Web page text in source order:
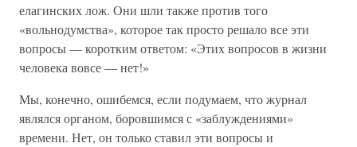
елагинских лож. Они шли также против того
«вольнодумства», которое так просто решало все эти
вопросы — коротким ответом: «Этих вопросов в жизни
человека вовсе — нет!»
Мы, конечно, ошибемся, если подумаем, что журнал
являлся органом, боровшимся с «заблуждениями»
времени. Нет, он только ставил эти вопросы и